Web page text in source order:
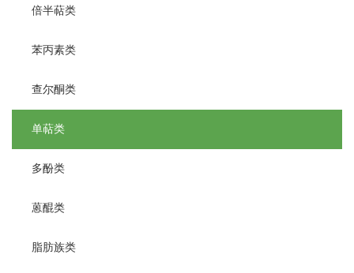
倍半萜类
苯丙素类
查尔酮类
单萜类
多酚类
蒽醌类
脂肪族类